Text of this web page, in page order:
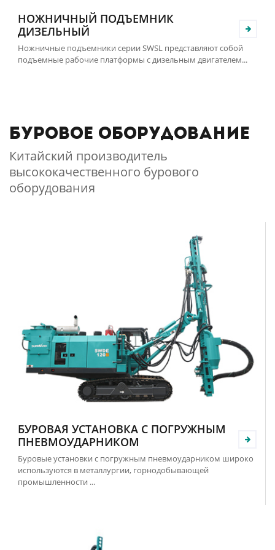
НОЖНИЧНЫЙ ПОДЪЕМНИК
ДИЗЕЛЬНЫЙ
Ножничные подъемники серии SWSL представляют собой
подъемные рабочие платформы с дизельным двигателем...
Буровое оборудование
Китайский производитель
высококачественного бурового
оборудования
БУРОВАЯ УСТАНОВКА С ПОГРУЖНЫМ
ПНЕВМОУДАРНИКОМ
Буровые установки с погружным пневмоударником широко
используются в металлургии, горнодобывающей
промышленности ...